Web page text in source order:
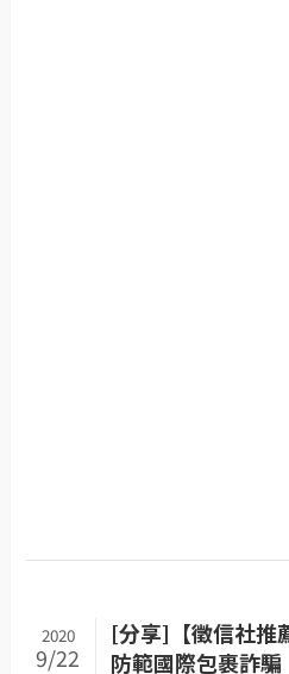
[分享]【徵信社推
防範國際包裹詐騙
2020
9/22